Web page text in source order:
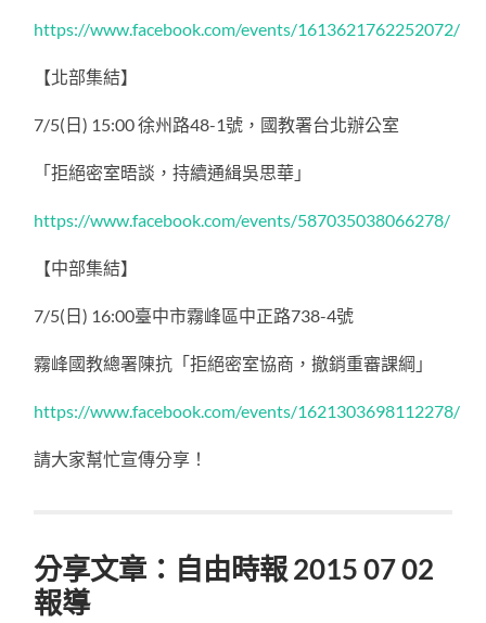
https://www.facebook.com/events/1613621762252072/
【北部集結】
7/5(日) 15:00 徐州路48-1號，國教署台北辦公室
「拒絕密室晤談，持續通緝吳思華」
https://www.facebook.com/events/587035038066278/
【中部集結】
7/5(日) 16:00臺中市霧峰區中正路738-4號
霧峰國教總署陳抗「拒絕密室協商，撤銷重審課綱」
https://www.facebook.com/events/1621303698112278/
請大家幫忙宣傳分享！
分享文章：自由時報 2015 07 02
報導